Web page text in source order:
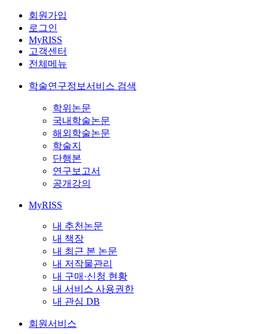
회원가입
로그인
MyRISS
고객센터
전체메뉴
학술연구정보서비스 검색
학위논문
국내학술논문
해외학술논문
학술지
단행본
연구보고서
공개강의
MyRISS
내 추천논문
내 책장
내 최근 본 논문
내 저작물관리
내 구매·신청 현황
내 서비스 사용권한
내 관심 DB
회원서비스